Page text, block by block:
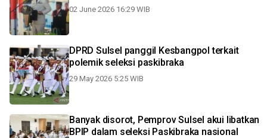
02 June 2026 16:29 WIB
DPRD Sulsel panggil Kesbangpol terkait
polemik seleksi paskibraka
29 May 2026 5:25 WIB
Banyak disorot, Pemprov Sulsel akui libatkan
BPIP dalam seleksi Paskibraka nasional